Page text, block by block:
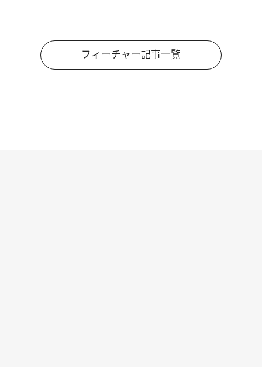
フィーチャー記事一覧